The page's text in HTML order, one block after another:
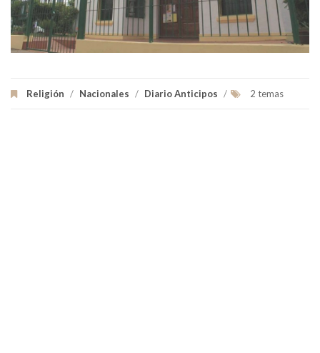
Religión / Nacionales / Diario Anticipos / 2 temas